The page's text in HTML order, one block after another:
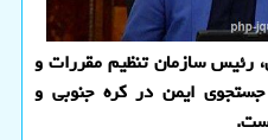
رئیس سازمان تنظیم مقررات و
جستجوی ایمن در کره جنوبی و